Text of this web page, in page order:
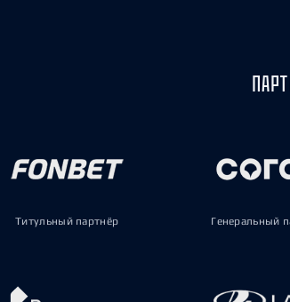
Титульный партнёр Генеральный